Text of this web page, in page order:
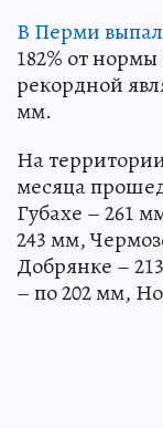
В Перми
182% от нормы
рекордной
мм.
На
месяца
Губахе – 261
243 мм,
Добрянке –
– по 202 мм,